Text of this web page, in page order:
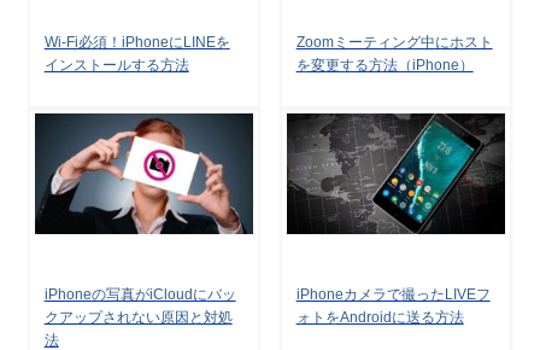
Wi-Fi必須！iPhoneにLINEを
インストールする方法
Zoomミーティング中にホスト
を変更する方法（iPhone）
iPhoneの写真がiCloudにバッ
クアップされない原因と対処
法
iPhoneカメラで撮ったLIVEフ
ォトをAndroidに送る方法